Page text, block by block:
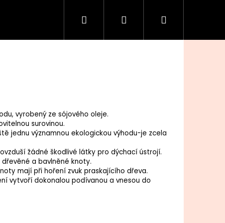
Hledat PřihlášeníNákupní
vyrobený ze sójového oleje.
surovinou.
jednu významnou ekologickou výhodu-je zcela
žádné škodlivé látky pro dýchací ústrojí.
a bavlněné knoty.
mají při hoření zvuk praskajícího dřeva.
vytvoří dokonalou podívanou a vnesou do